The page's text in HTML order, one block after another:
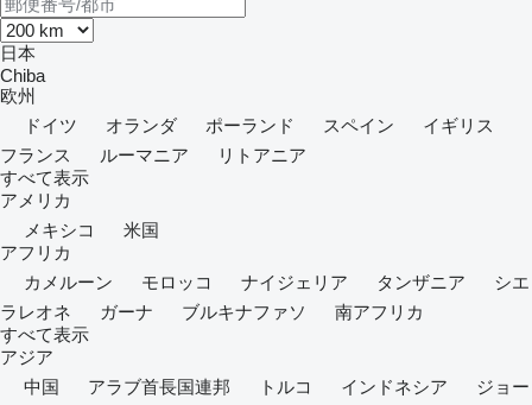
日本
Chiba
欧州
ドイツ
オランダ ポーランド スペイン
イギリス
フランス
ルーマニア
リトアニア
すべて表示
アメリカ
メキシコ
米国
アフリカ
カメルーン
モロッコ ナイジェリア タンザニア
シエ
ラレオネ
ガーナ ブルキナファソ
南アフリカ
すべて表示
アジア
中国
アラブ首長国連邦 トルコ インドネシア
ジョー